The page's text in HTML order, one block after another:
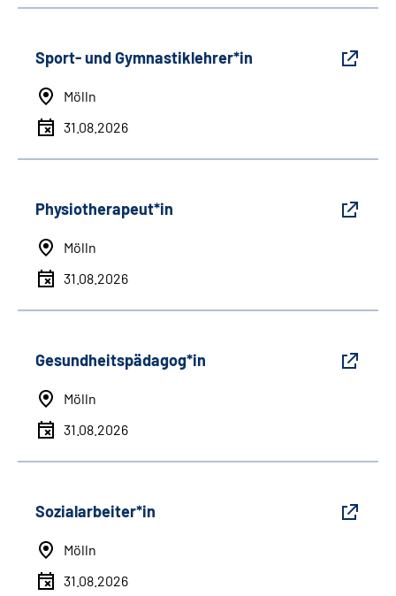
Sport- und Gymnastiklehrer*in
Mölln
31.08.2026
Physiotherapeut*in
Mölln
31.08.2026
Gesundheitspädagog*in
Mölln
31.08.2026
Sozialarbeiter*in
Mölln
31.08.2026